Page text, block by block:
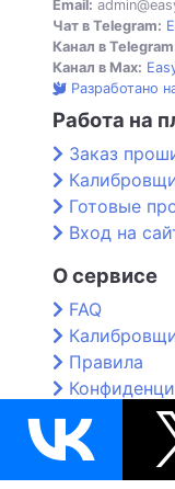
Email:
Чат в Telegram:
Канал в
Канал в Max:
Разработано
Работа на
Заказ
Готовые
Вход на
О сервисе
FAQ
Правила
Контакты